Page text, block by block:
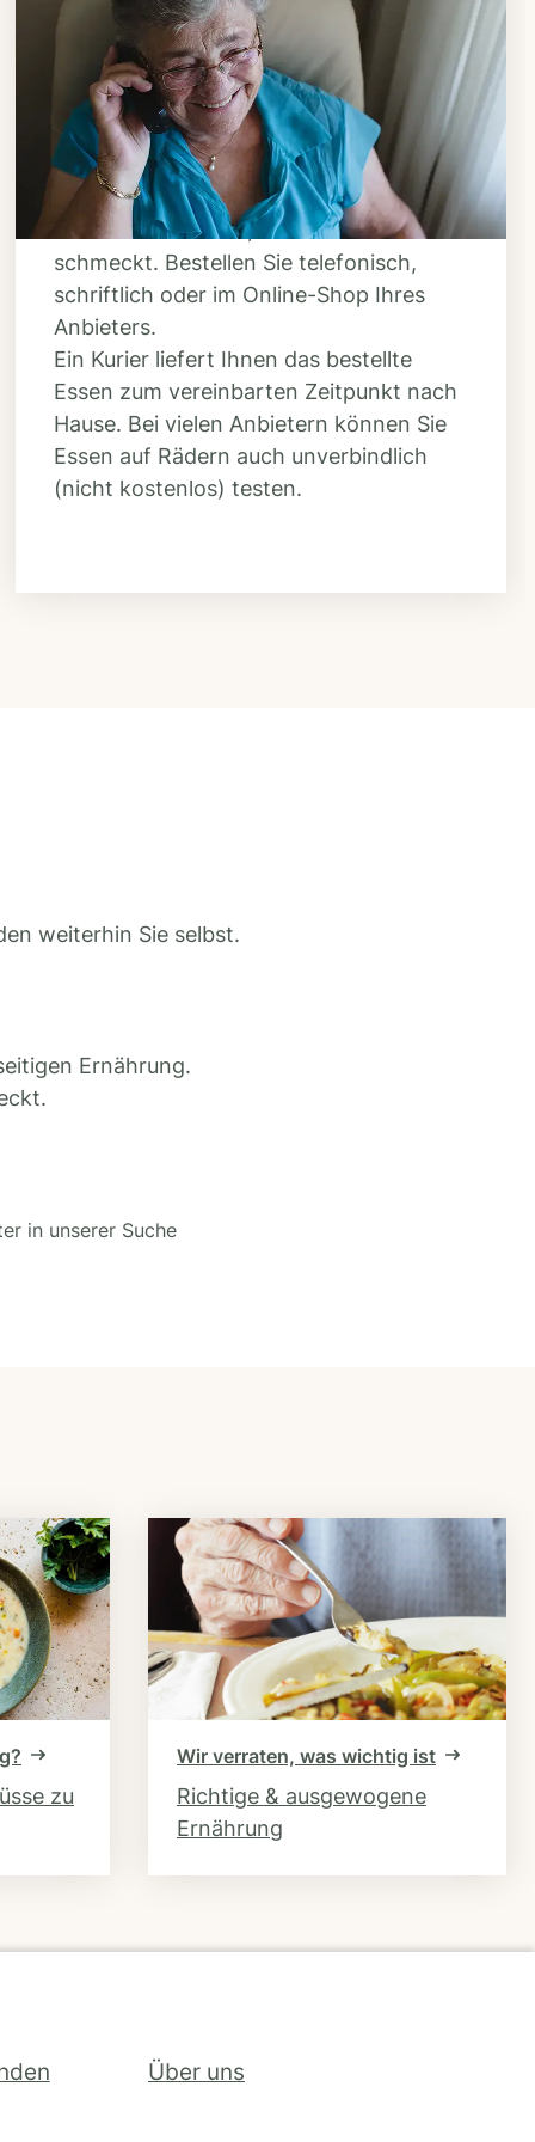
Schritt 3
Bestellen & liefern
lassen
Suchen Sie sich aus dem Speiseplan
Ihres Anbieters aus, was Ihnen
schmeckt. Bestellen Sie telefonisch,
schriftlich oder im Online-Shop Ihres
Anbieters.
Ein Kurier liefert Ihnen das bestellte
Essen zum vereinbarten Zeitpunkt nach
Hause. Bei vielen Anbietern können Sie
Essen auf Rädern auch unverbindlich
(nicht kostenlos) testen.
weiterhin Sie selbst.
Ernährung.
in unserer Suche
zu
Wir verraten, was wichtig ist
Richtige & ausgewogene
Ernährung
Über uns